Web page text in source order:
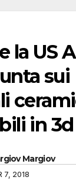
la US
sui
in 3d
Margiov
7, 2018